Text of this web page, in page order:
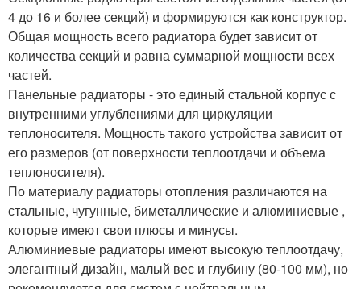
4 до 16 и более секций) и формируются как конструктор.
Общая мощность всего радиатора будет зависит от
количества секций и равна суммарной мощности всех
частей.
Панельные радиаторы - это единый стальной корпус с
внутренними углублениями для циркуляции
теплоносителя. Мощность такого устройства зависит от
его размеров (от поверхности теплоотдачи и объема
теплоносителя).
По материалу радиаторы отопления различаются на
стальные, чугунные, биметаллические и алюминиевые ,
которые имеют свои плюсы и минусы.
Алюминиевые радиаторы имеют высокую теплоотдачу,
элегантный дизайн, малый вес и глубину (80-100 мм), но